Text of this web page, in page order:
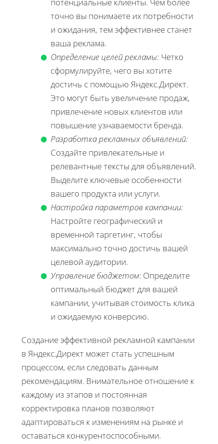
точно вы понимаете их потребности
и ожидания, тем эффективнее станет
ваша реклама.
Определение целей рекламы: Четко
сформулируйте, чего вы хотите
достичь с помощью Яндекс.Директ.
Это могут быть увеличение продаж,
привлечение новых клиентов или
повышение узнаваемости бренда.
Разработка рекламных объявлений:
Создайте привлекательные и
релевантные тексты для объявлений.
Выделите ключевые особенности
вашего продукта или услуги.
Настройка параметров кампании:
Настройте географический и
временной таргетинг, чтобы
максимально точно достичь вашей
целевой аудитории.
Управление бюджетом: Определите
оптимальный бюджет для вашей
кампании, учитывая стоимость клика
и ожидаемую конверсию.
Создание эффективной рекламной кампании
в Яндекс.Директ может стать успешным
процессом, если следовать данным
рекомендациям. Внимательное отношение к
каждому из этапов и постоянная
корректировка планов позволяют
адаптироваться к изменениям на рынке и
оставаться конкурентоспособными.